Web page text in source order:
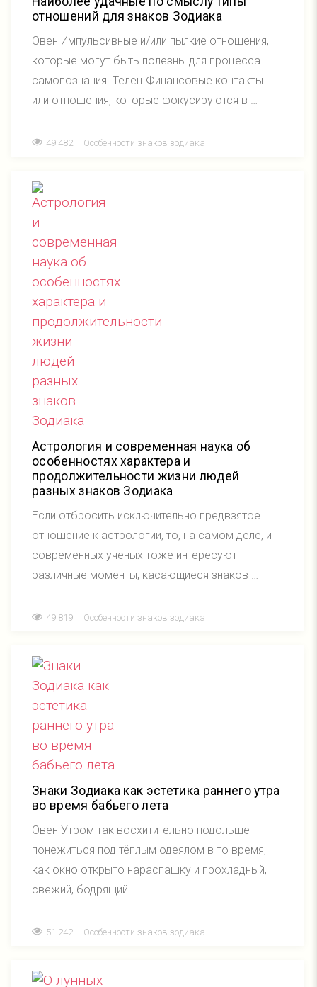
отношений для знаков Зодиака
Овен Импульсивные и/или пылкие отношения,
которые могут быть полезны для процесса
самопознания. Телец Финансовые контакты
или отношения, которые фокусируются в …
49 482 Особенности знаков зодиака
Астрология и современная наука об
особенностях характера и
продолжительности жизни людей
разных знаков Зодиака
Если отбросить исключительно предвзятое
отношение к астрологии, то, на самом деле, и
современных учёных тоже интересуют
различные моменты, касающиеся знаков …
49 819 Особенности знаков зодиака
Знаки Зодиака как эстетика раннего утра
во время бабьего лета
Овен Утром так восхитительно подольше
понежиться под тёплым одеялом в то время,
как окно открыто нараспашку и прохладный,
свежий, бодрящий …
51 242 Особенности знаков зодиака